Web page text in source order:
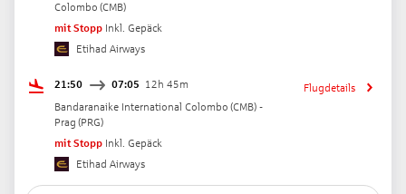
Colombo (CMB)
mit Stopp Inkl. Gepäck
Etihad Airways
21:50 07:05 12h 45m
Bandaranaike International Colombo (CMB) -
Prag (PRG)
mit Stopp Inkl. Gepäck
Etihad Airways
Flugdetails